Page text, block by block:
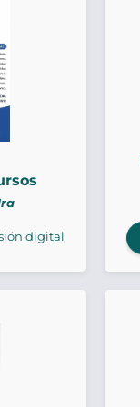
digital